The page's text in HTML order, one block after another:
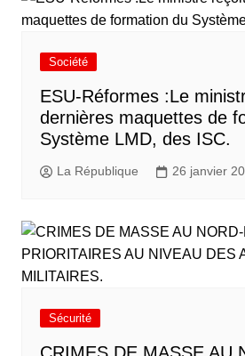
Société
ESU-Réformes :Le
dernières maquettes de
Système LMD, des ISC.
La République 26 janvier
Sécurité